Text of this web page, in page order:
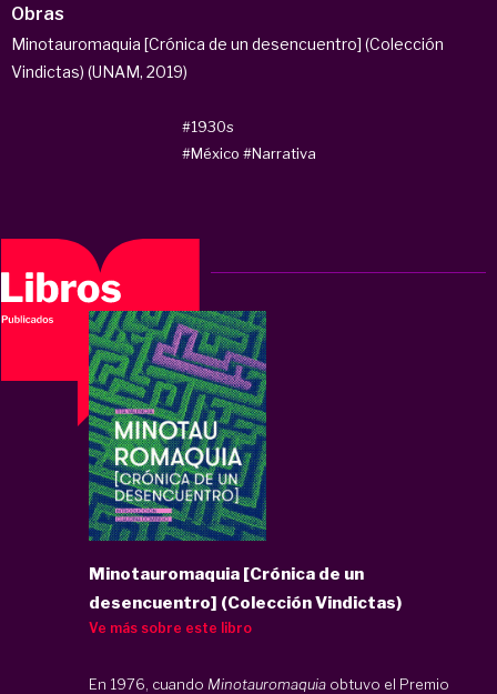
Obras
Minotauromaquia [Crónica de un desencuentro] (Colección
Vindictas) (UNAM, 2019)
#1930s
#México #Narrativa
Minotauromaquia [Crónica de un
desencuentro] (Colección Vindictas)
Ve más sobre este libro
En 1976, cuando Minotauromaquia obtuvo el Premio